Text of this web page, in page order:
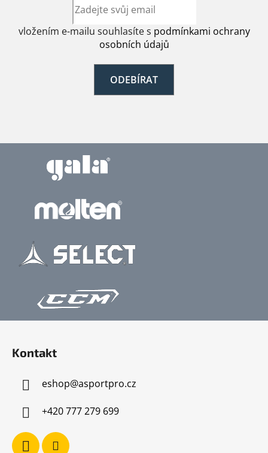
vložením e-mailu souhlasíte s podmínkami ochrany
osobních údajů
ODEBÍRAT
Kontakt
eshop@asportpro.cz
+420 777 279 699